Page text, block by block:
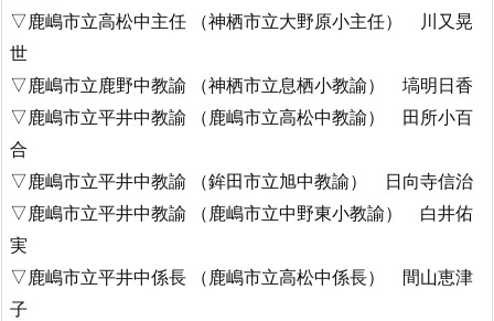
▽鹿嶋市立高松中主任 （神栖市立大野原小主任） 川又晃
世
▽鹿嶋市立鹿野中教諭 （神栖市立息栖小教諭） 塙明日香
▽鹿嶋市立平井中教諭 （鹿嶋市立高松中教諭） 田所小百
合
▽鹿嶋市立平井中教諭 （鉾田市立旭中教諭） 日向寺信治
▽鹿嶋市立平井中教諭 （鹿嶋市立中野東小教諭） 白井佑
実
▽鹿嶋市立平井中係長 （鹿嶋市立高松中係長） 間山恵津
子